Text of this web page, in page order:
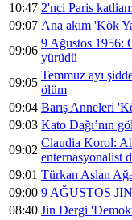
10:47 2'nci Paris
09:07 Ana akım 'Kök
09:06
9 Ağustos 1956:
yürüdü
09:05
Temmuz ayı
ölüm
09:04 Barış Anneleri
09:03 Kato Dağı’nın
09:02
Claudia Korol:
enternasyonalist
09:01 Türkan Aslan
09:00 9 AĞUSTOS
08:40 Jin Dergi